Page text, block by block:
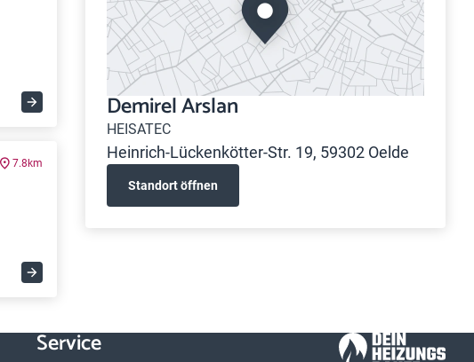
7.8km
Demirel Arslan
HEISATEC
Heinrich-Lückenkötter-Str. 19, 59302 Oelde
Standort öffnen
Service